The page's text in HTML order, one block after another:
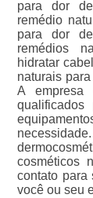
para dor
remédio
para dor
remédios
hidratar
naturais
A empresa
cosméticos
contato para
você ou seu